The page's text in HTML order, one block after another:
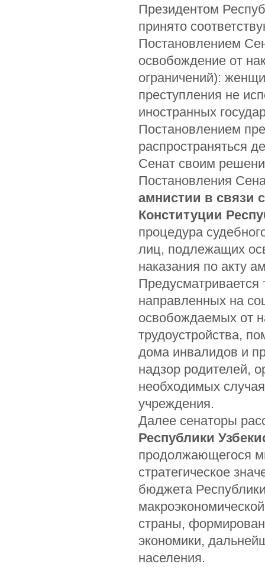
Президентом
принято
Постановлением
освобождение от
ограничений):
преступления не
иностранных
Постановлением
распространяться
Сенат своим
Постановления
амнистии в связи
Конституции
процедура
лиц, подлежащих
наказания по акту
Предусматривается
направленных на
освобождаемых от
трудоустройства,
дома инвалидов и
надзор родителей,
необходимых
учреждения.
Далее сенаторы
Республики
продолжающегося
стратегическое
бюджета
страны,
экономики,
населения.